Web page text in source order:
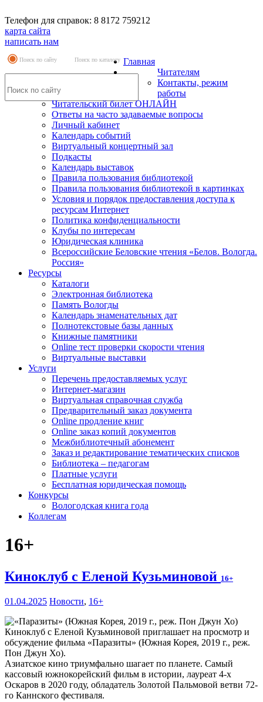
Телефон для справок: 8 8172 759212
карта сайта
написать нам
Поиск по сайту Поиск по каталогу Главная
Читателям
Контакты, режим
работы
Читательский билет ОНЛАЙН
Ответы на часто задаваемые вопросы
Личный кабинет
Календарь событий
Виртуальный концертный зал
Подкасты
Календарь выставок
Правила пользования библиотекой
Правила пользования библиотекой в картинках
Условия и порядок предоставления доступа к
ресурсам Интернет
Политика конфиденциальности
Клубы по интересам
Юридическая клиника
Всероссийские Беловские чтения «Белов. Вологда.
Россия»
Ресурсы
Каталоги
Электронная библиотека
Память Вологды
Календарь знаменательных дат
Полнотекстовые базы данных
Книжные памятники
Online тест проверки скорости чтения
Виртуальные выставки
Услуги
Перечень предоставляемых услуг
Интернет-магазин
Виртуальная справочная служба
Предварительный заказ документа
Online продление книг
Online заказ копий документов
Межбиблиотечный абонемент
Заказ и редактирование тематических списков
Библиотека – педагогам
Платные услуги
Бесплатная юридическая помощь
Конкурсы
Вологодская книга года
Коллегам
16+
Киноклуб с Еленой Кузьминовой 16+
01.04.2025 Новости, 16+
Киноклуб с Еленой Кузьминовой приглашает на просмотр и
обсуждение фильма «Паразиты» (Южная Корея, 2019 г., реж.
Пон Джун Хо).
Азиатское кино триумфально шагает по планете. Самый
кассовый южнокорейский фильм в истории, лауреат 4-х
Оскаров в 2020 году, обладатель Золотой Пальмовой ветви 72-
го Каннского фестиваля.